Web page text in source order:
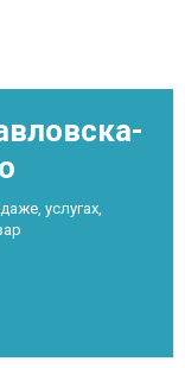
услугах,